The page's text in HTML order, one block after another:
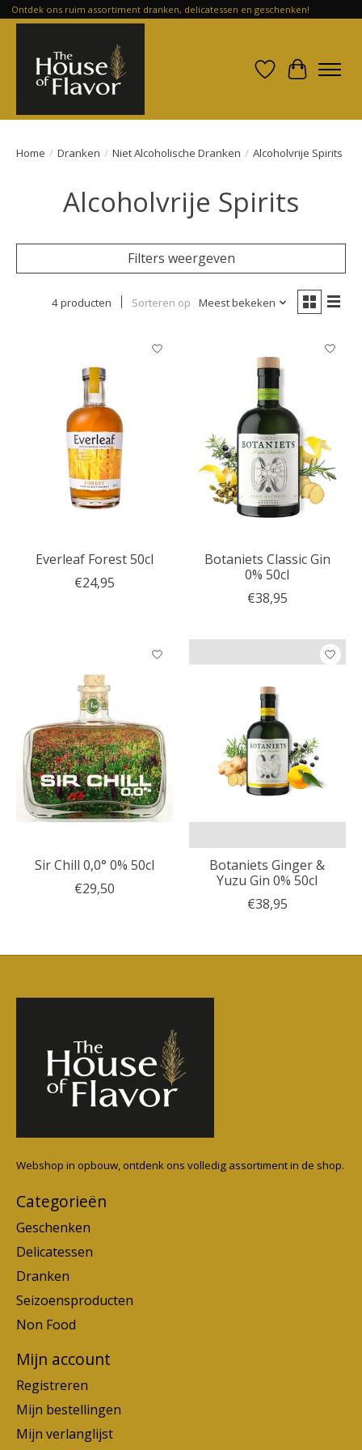
Ontdek ons ruim assortiment dranken, delicatessen en geschenken!
Verlanglijst
Home / Dranken / Niet Alcoholische Dranken / Alcoholvrije Spirits
Alcoholvrije Spirits
Filters weergeven
4 producten Sorteren op Meest bekeken
Everleaf Forest 50cl
€24,95
Botaniets Classic Gin
0% 50cl
€38,95
Sir Chill 0,0° 0% 50cl
€29,50
Botaniets Ginger &
Yuzu Gin 0% 50cl
€38,95
Webshop in opbouw, ontdenk ons volledig assortiment in de shop.
Categorieën
Geschenken
Delicatessen
Dranken
Seizoensproducten
Non Food
Mijn account
Registreren
Mijn bestellingen
Mijn verlanglijst